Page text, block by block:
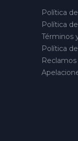
Política
Política
Términos
Política
Reclamos